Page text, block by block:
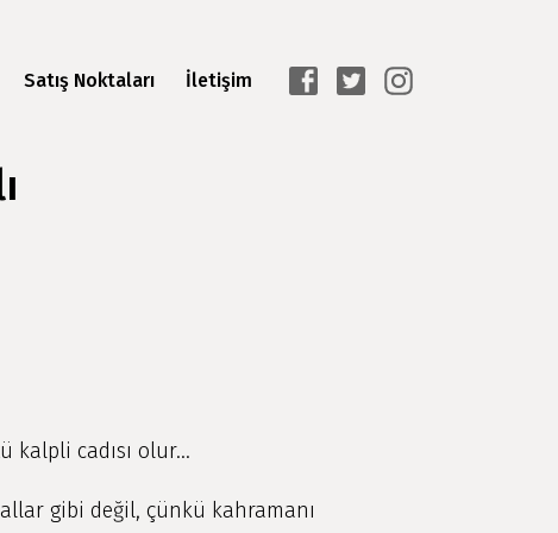
Satış Noktaları İletişim
kalpli cadısı olur...
gibi değil, çünkü kahramanı